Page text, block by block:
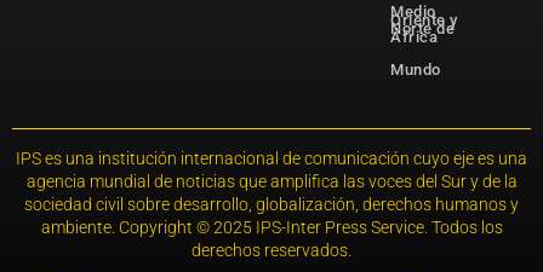
Medio
Oriente y
Norte de
África
Mundo
IPS es una institución internacional de comunicación cuyo eje es una
agencia mundial de noticias que amplifica las voces del Sur y de la
sociedad civil sobre desarrollo, globalización, derechos humanos y
ambiente. Copyright © 2025 IPS-Inter Press Service. Todos los
derechos reservados.